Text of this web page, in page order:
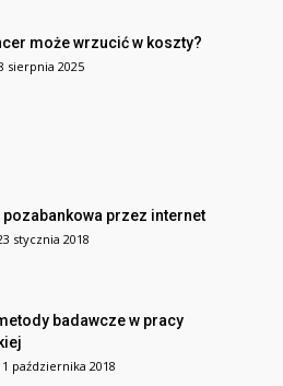
może wrzucić w koszty?
sierpnia 2025
pozabankowa przez internet
stycznia 2018
badawcze w pracy
1 października 2018